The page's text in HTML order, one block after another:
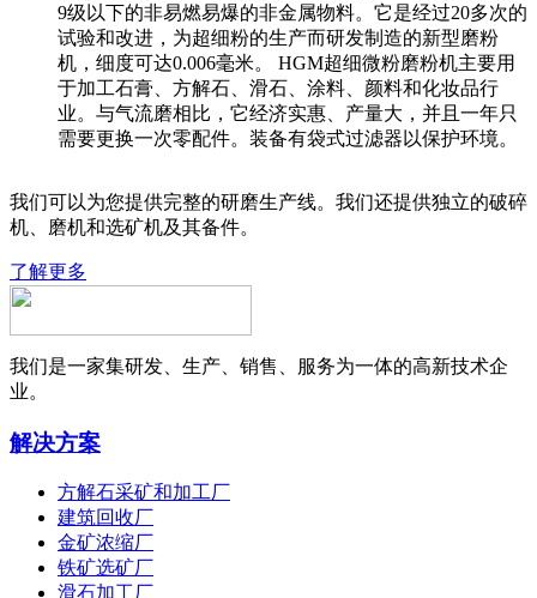
9级以下的非易燃易爆的非金属物料。它是经过20多次的
试验和改进，为超细粉的生产而研发制造的新型磨粉
机，细度可达0.006毫米。 HGM超细微粉磨粉机主要用
于加工石膏、方解石、滑石、涂料、颜料和化妆品行
业。与气流磨相比，它经济实惠、产量大，并且一年只
需要更换一次零配件。装备有袋式过滤器以保护环境。
我们可以为您提供完整的研磨生产线。我们还提供独立的破碎
机、磨机和选矿机及其备件。
了解更多
我们是一家集研发、生产、销售、服务为一体的高新技术企
业。
解决方案
方解石采矿和加工厂
建筑回收厂
金矿浓缩厂
铁矿选矿厂
滑石加工厂